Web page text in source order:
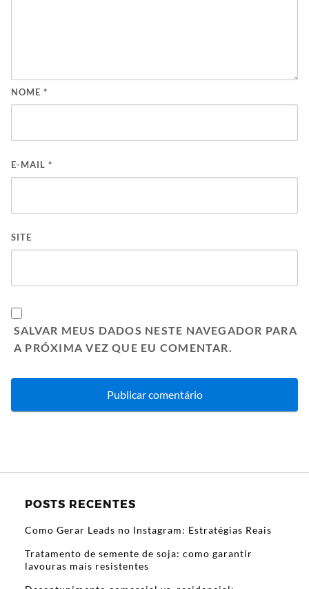
NOME *
E-MAIL *
SITE
SALVAR MEUS DADOS NESTE NAVEGADOR PARA
A PRÓXIMA VEZ QUE EU COMENTAR.
POSTS RECENTES
Como Gerar Leads no Instagram: Estratégias Reais
Tratamento de semente de soja: como garantir
lavouras mais resistentes